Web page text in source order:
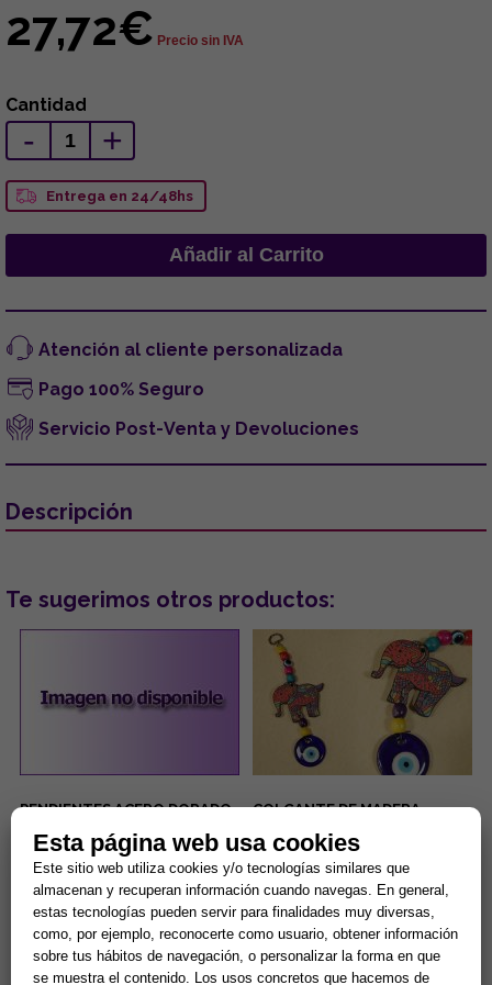
27,72€ Precio sin IVA
Cantidad
- +
Entrega en 24/48hs
Atención al cliente personalizada
Pago 100% Seguro
Servicio Post-Venta y Devoluciones
Descripción
Te sugerimos otros productos:
PENDIENTES ACERO DORADO
CON PESTAÑAS BRILLANTES
5,00 €
Comprar
COLGANTE DE MADERA
COLORES Y OJO TURCO
...
3,00 €
Comprar
Esta página web usa cookies
Este sitio web utiliza cookies y/o tecnologías similares que
almacenan y recuperan información cuando navegas. En general,
estas tecnologías pueden servir para finalidades muy diversas,
como, por ejemplo, reconocerte como usuario, obtener información
sobre tus hábitos de navegación, o personalizar la forma en que
se muestra el contenido. Los usos concretos que hacemos de